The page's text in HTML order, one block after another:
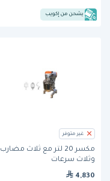
يشحن من إكويب
غير متوفر
مكسر 20 لتر مع ثلاث مضارب
وثلاث سرعات
4,830